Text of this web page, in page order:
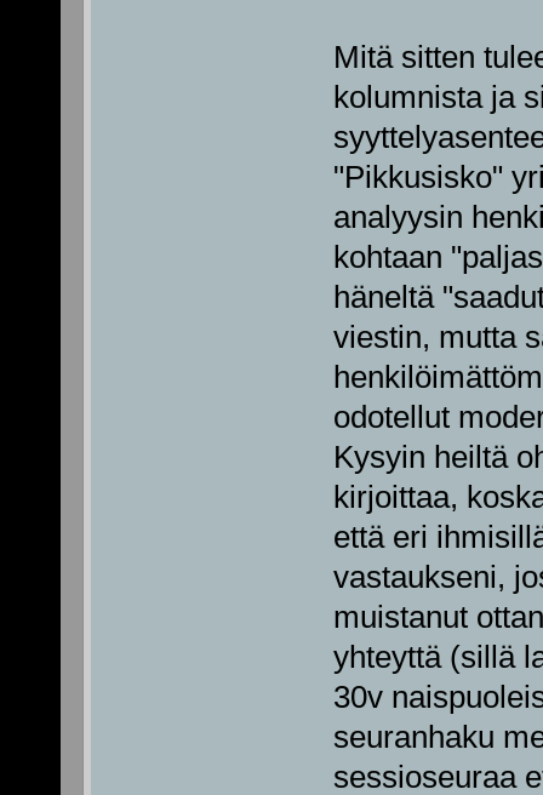
Mitä sitten
kolumnista ja
"Pikkusisko"
analyysin
kohtaan
häneltä
viestin, mutta
odotellut
Kysyin heiltä
kirjoittaa,
että eri
vastaukseni,
muistanut
yhteyttä (sillä
30v
seuranhaku
sessioseuraa